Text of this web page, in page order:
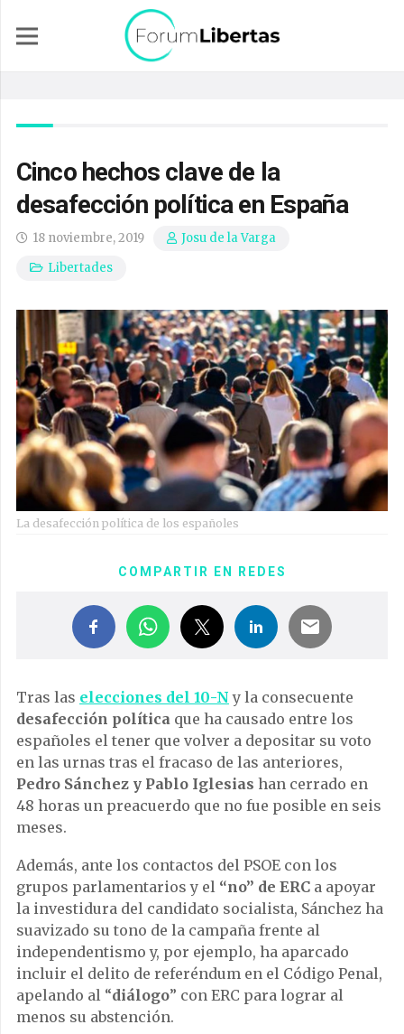
Cinco hechos clave de la
desafección política en España
18 noviembre, 2019
Josu de la Varga
Libertades
La desafección política de los españoles
COMPARTIR EN REDES
Tras las elecciones del 10-N y la consecuente
desafección política que ha causado entre los
españoles el tener que volver a depositar su voto
en las urnas tras el fracaso de las anteriores,
Pedro Sánchez y Pablo Iglesias han cerrado en
48 horas un preacuerdo que no fue posible en seis
meses.
Además, ante los contactos del PSOE con los
grupos parlamentarios y el “no” de ERC a apoyar
la investidura del candidato socialista, Sánchez ha
suavizado su tono de la campaña frente al
independentismo y, por ejemplo, ha aparcado
incluir el delito de referéndum en el Código Penal,
apelando al “diálogo” con ERC para lograr al
menos su abstención.